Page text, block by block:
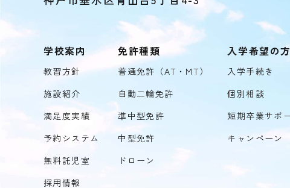
学校案内
教習方針
施設紹介
満足度実績
予約システム
無料託児室
採用情報
免許種類
普通免許（AT・MT）
自動二輪免許
準中型免許
中型免許
ドローン
入学希望の
入学手続き
個別相談
短期卒業サポ
キャンペーン